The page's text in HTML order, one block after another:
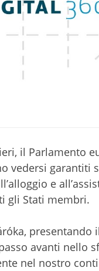
il Parlamento
vedersi garantiti
e
gli Stati membri.
avanti nello
nel nostro